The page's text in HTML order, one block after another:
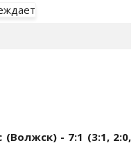
(Волжск) - 7:1 (3:1, 2:0,